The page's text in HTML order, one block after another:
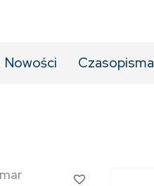
Nowości Czasopisma